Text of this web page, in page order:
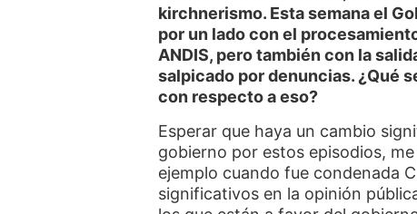
kirchnerismo. Esta semana el
por un lado con el
ANDIS, pero también con la
salpicado por denuncias. ¿Qué
con respecto a eso?
Esperar que haya un cambio
gobierno por estos episodios,
ejemplo cuando fue condenada
significativos en la opinión